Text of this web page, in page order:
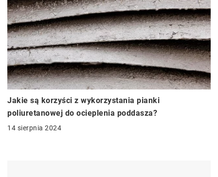
Jakie są korzyści z wykorzystania pianki
poliuretanowej do ocieplenia poddasza?
14 sierpnia 2024